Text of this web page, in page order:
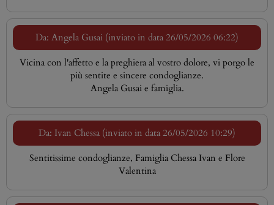
Da: Angela Gusai (inviato in data 26/05/2026 06:22)
Vicina con l'affetto e la preghiera al vostro dolore, vi porgo le
più sentite e sincere condoglianze.
Angela Gusai e famiglia.
Da: Ivan Chessa (inviato in data 26/05/2026 10:29)
Sentitissime condoglianze, Famiglia Chessa Ivan e Flore
Valentina